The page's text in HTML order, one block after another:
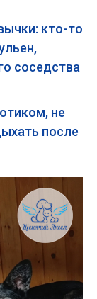
кто-то
соседства
не
после